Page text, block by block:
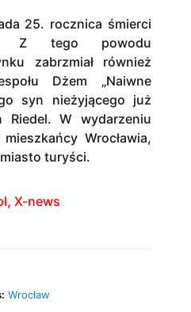
25. rocznica śmierci
Z tego powodu
zabrzmiał również
Dżem „Naiwne
syn nieżyjącego już
Riedel. W wydarzeniu
Wrocławia,
turyści.
X-news
Wrocław